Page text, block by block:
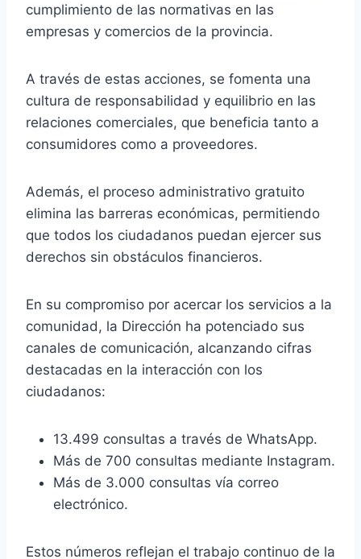
cumplimiento de las normativas en las
empresas y comercios de la provincia.
A través de estas acciones, se fomenta una
cultura de responsabilidad y equilibrio en las
relaciones comerciales, que beneficia tanto a
consumidores como a proveedores.
Además, el proceso administrativo gratuito
elimina las barreras económicas, permitiendo
que todos los ciudadanos puedan ejercer sus
derechos sin obstáculos financieros.
En su compromiso por acercar los servicios a la
comunidad, la Dirección ha potenciado sus
canales de comunicación, alcanzando cifras
destacadas en la interacción con los
ciudadanos:
13.499 consultas a través de WhatsApp.
Más de 700 consultas mediante Instagram.
Más de 3.000 consultas vía correo
electrónico.
Estos números reflejan el trabajo continuo de la